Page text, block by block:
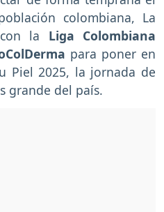
colombiana, La
la Liga Colombiana
para poner en
Piel 2025, la jornada de
grande del país.